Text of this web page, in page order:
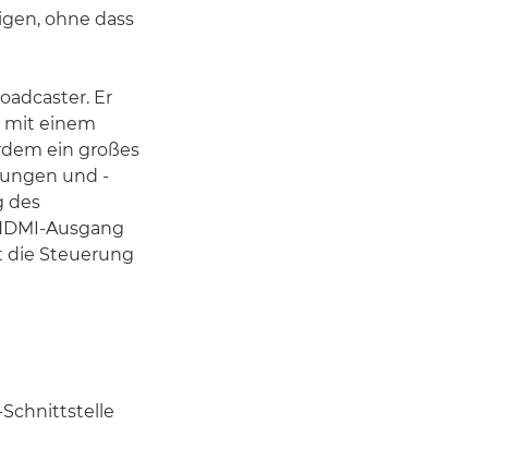
ohne dass
Er
mit einem
ein großes
und -
des
Ausgang
die Steuerung
Schnittstelle